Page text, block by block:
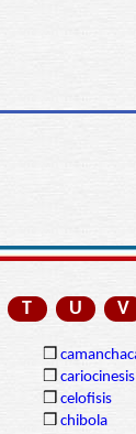
T U V
❒
❒ cariocinesis
❒ celofisis
❒ chibola